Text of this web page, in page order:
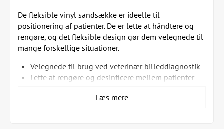
15 x 102 cm, 6,8 kg
De fleksible vinyl sandsække er ideelle til
positionering af patienter. De er lette at håndtere og
rengøre, og det fleksible design gør dem velegnede til
mange forskellige situationer.
Velegnede til brug ved veterinær billeddiagnostik
Lette at rengøre og desinficere mellem patienter
Ekstremt fleksibelt vinylbetræk i neutral sandfarve
Læs mere